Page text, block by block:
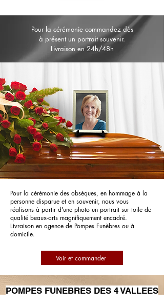
Pour la cérémonie commandez dès
à présent un portrait souvenir.
Livraison en 24h/48h
Pour la cérémonie des obsèques, en hommage à la
personne disparue et en souvenir, nous vous
réalisons à partir d'une photo un portrait sur toile de
qualité beaux-arts magnifiquement encadré.
Livraison en agence de Pompes Funèbres ou à
domicile.
Voir et commander
POMPES FUNEBRES DES 4 VALLEES